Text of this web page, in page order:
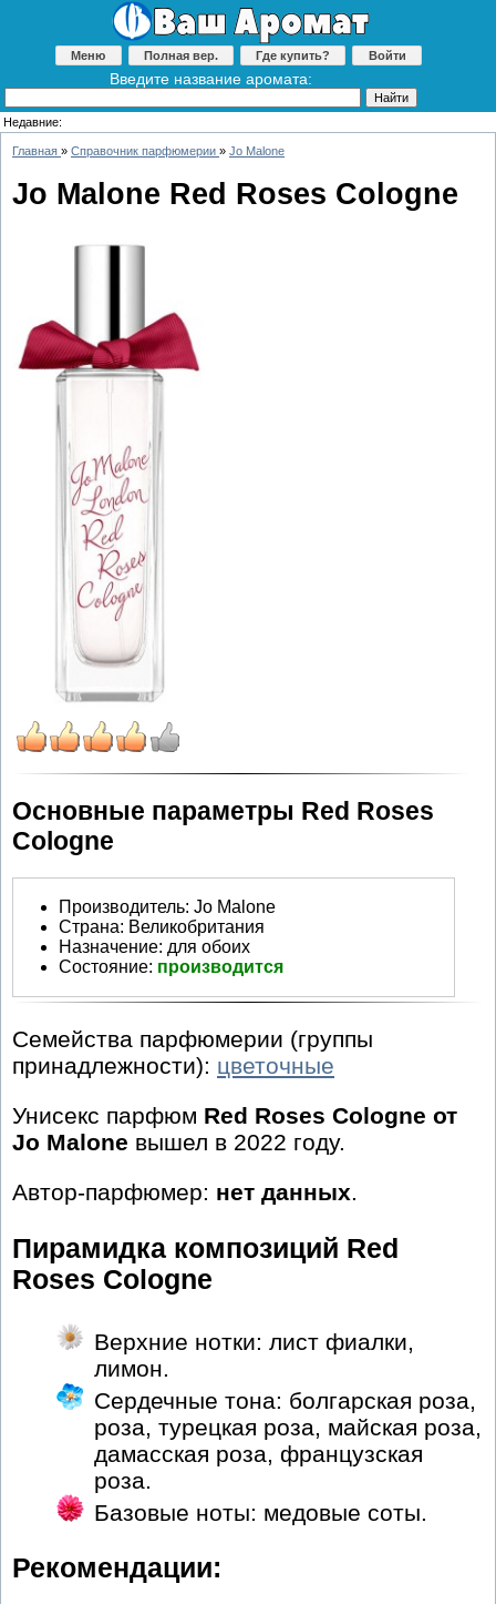
Меню Полная вер. Где купить? Войти
Введите название аромата:
Недавние:
Главная » Справочник парфюмерии » Jo Malone
Jo Malone Red Roses Cologne
Основные параметры Red Roses
Cologne
Производитель: Jo Malone
Страна: Великобритания
Назначение: для обоих
Состояние: производится
Семейства парфюмерии (группы
принадлежности): цветочные
Унисекс парфюм Red Roses Cologne от
Jo Malone вышел в 2022 году.
Автор-парфюмер: нет данных.
Пирамидка композиций Red
Roses Cologne
Верхние нотки: лист фиалки,
лимон.
Сердечные тона: болгарская роза,
роза, турецкая роза, майская роза,
дамасская роза, французская
роза.
Базовые ноты: медовые соты.
Рекомендации: